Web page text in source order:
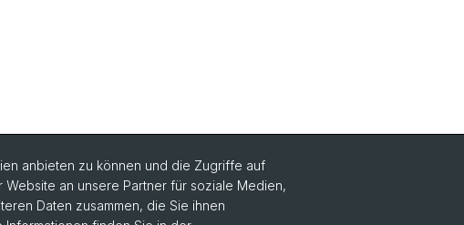
anbieten zu können und die Zugriffe auf
an unsere Partner für soziale Medien,
Daten zusammen, die Sie ihnen